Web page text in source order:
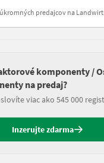
predajcov na
komponenty /
na predaj?
viac ako 545 000
Inzerujte zdarma